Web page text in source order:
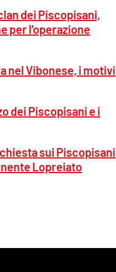
dei Piscopisani,
per l’operazione
nel Vibonese, i motivi
dei Piscopisani e i
sui Piscopisani
Lopreiato